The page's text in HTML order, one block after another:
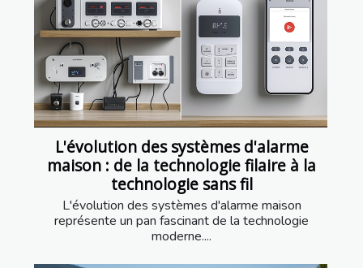
L'évolution des systèmes d'alarme
maison : de la technologie filaire à la
technologie sans fil
L'évolution des systèmes d'alarme maison
représente un pan fascinant de la technologie
moderne....